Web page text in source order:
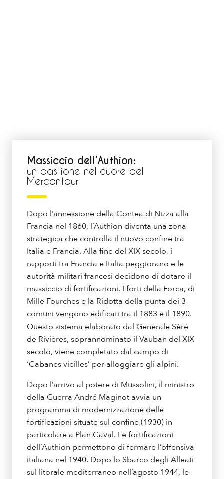
Massiccio dell’Authion:
un bastione nel cuore del
Mercantour
Dopo l’annessione della Contea di Nizza alla
Francia nel 1860, l’Authion diventa una zona
strategica che controlla il nuovo confine tra
Italia e Francia. Alla fine del XIX secolo, i
rapporti tra Francia e Italia peggiorano e le
autorità militari francesi decidono di dotare il
massiccio di fortificazioni. I forti della Forca, di
Mille Fourches e la Ridotta della punta dei 3
comuni vengono edificati tra il 1883 e il 1890.
Questo sistema elaborato dal Generale Séré
de Rivières, soprannominato il Vauban del XIX
secolo, viene completato dal campo di
‘Cabanes vieilles’ per alloggiare gli alpini.
Dopo l’arrivo al potere di Mussolini, il ministro
della Guerra André Maginot avvia un
programma di modernizzazione delle
fortificazioni situate sul confine (1930) in
particolare a Plan Caval. Le fortificazioni
dell’Authion permettono di fermare l’offensiva
italiana nel 1940. Dopo lo Sbarco degli Alleati
sul litorale mediterraneo nell’agosto 1944, le